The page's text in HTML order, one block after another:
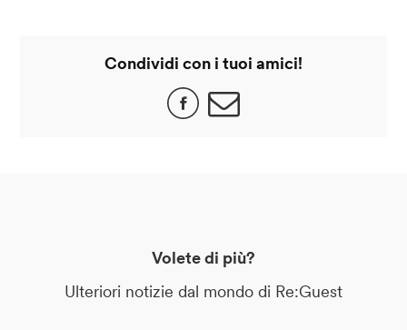
Condividi con i tuoi amici!
Volete di più?
Ulteriori notizie dal mondo di Re:Guest